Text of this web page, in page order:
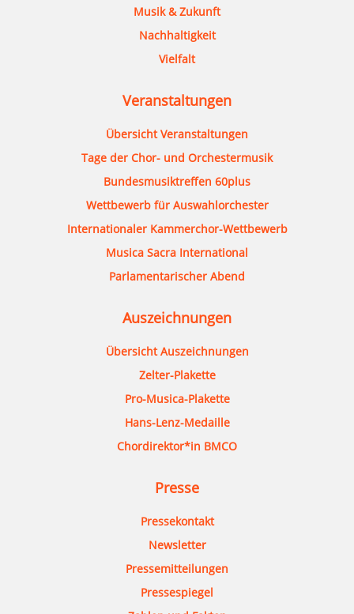
Musik & Zukunft
Nachhaltigkeit
Vielfalt
Veranstaltungen
Übersicht Veranstaltungen
Tage der Chor- und Orchestermusik
Bundesmusiktreffen 60plus
Wettbewerb für Auswahlorchester
Internationaler Kammerchor-Wettbewerb
Musica Sacra International
Parlamentarischer Abend
Auszeichnungen
Übersicht Auszeichnungen
Zelter-Plakette
Pro-Musica-Plakette
Hans-Lenz-Medaille
Chordirektor*in BMCO
Presse
Pressekontakt
Newsletter
Pressemitteilungen
Pressespiegel